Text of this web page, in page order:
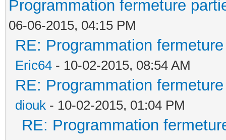
elseif
(auto_volets_bas ==
Jun 08 17:15:10
(ExternProc.cpp:169)
/usr/bin/
/tmp/
Programmation fermeture
06-06-2015, 04:15 PM
RE: Programmation
Eric64 - 10-02-2015, 08:54 AM
RE: Programmation
diouk - 10-02-2015, 01:04 PM
RE: Programmation